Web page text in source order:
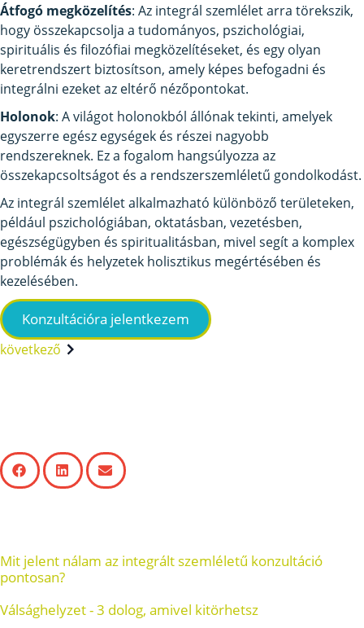
Átfogó megközelítés: Az integrál szemlélet arra törekszik,
hogy összekapcsolja a tudományos, pszichológiai,
spirituális és filozófiai megközelítéseket, és egy olyan
keretrendszert biztosítson, amely képes befogadni és
integrálni ezeket az eltérő nézőpontokat.
Holonok: A világot holonokból állónak tekinti, amelyek
egyszerre egész egységek és részei nagyobb
rendszereknek. Ez a fogalom hangsúlyozza az
összekapcsoltságot és a rendszerszemléletű gondolkodást.
Az integrál szemlélet alkalmazható különböző területeken,
például pszichológiában, oktatásban, vezetésben,
egészségügyben és spiritualitásban, mivel segít a komplex
problémák és helyzetek holisztikus megértésében és
kezelésében.
Konzultációra jelentkezem
következő
Mit jelent nálam az integrált szemléletű konzultáció
pontosan?
Válsághelyzet - 3 dolog, amivel kitörhetsz